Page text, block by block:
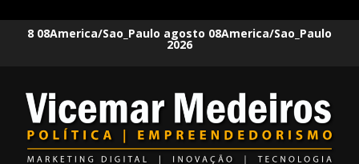
8 08America/Sao_Paulo agosto 08America/Sao_Paulo
2026